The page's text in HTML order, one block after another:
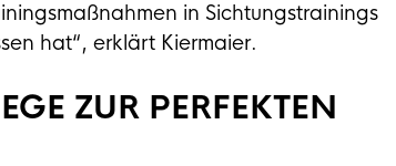
in Sichtungstrainings
hat“, erklärt Kiermaier.
ZUR PERFEKTEN